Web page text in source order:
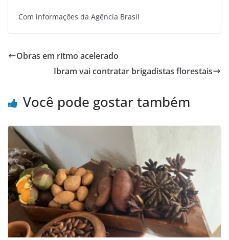
Com informações da Agência Brasil
Obras em ritmo acelerado
Ibram vai contratar brigadistas florestais
Você pode gostar também